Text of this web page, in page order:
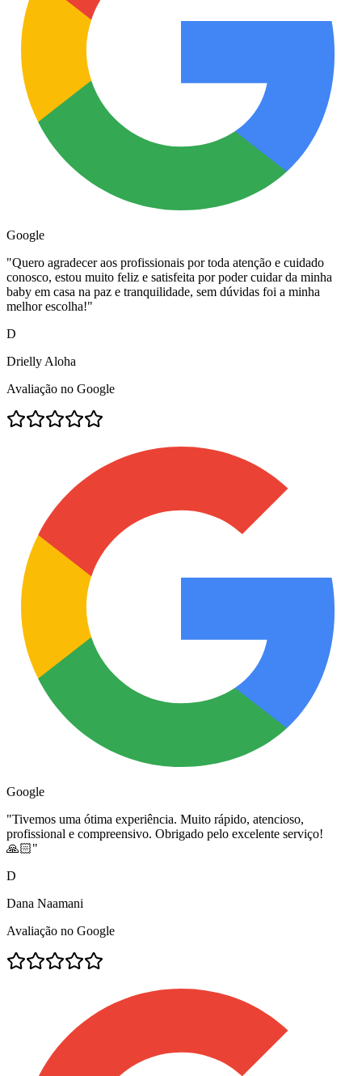
Google
"Quero agradecer aos profissionais por toda atenção e cuidado
conosco, estou muito feliz e satisfeita por poder cuidar da minha
baby em casa na paz e tranquilidade, sem dúvidas foi a minha
melhor escolha!"
D
Drielly Aloha
Avaliação no Google
Google
"Tivemos uma ótima experiência. Muito rápido, atencioso,
profissional e compreensivo. Obrigado pelo excelente serviço!
🙏🏻"
D
Dana Naamani
Avaliação no Google